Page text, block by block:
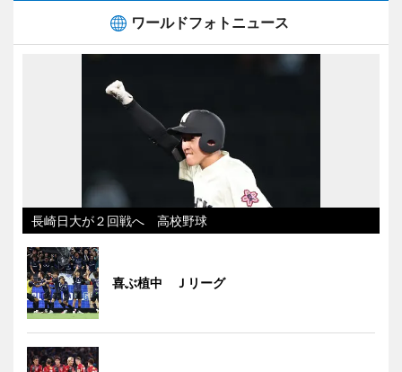
ワールドフォトニュース
長崎日大が２回戦へ 高校野球
喜ぶ植中 Ｊリーグ